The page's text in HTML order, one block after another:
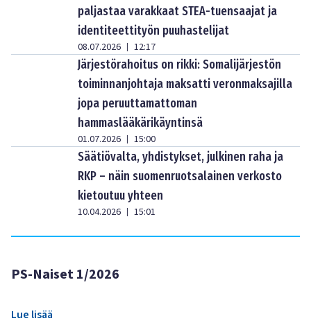
paljastaa varakkaat STEA-tuensaajat ja
identiteettityön puuhastelijat
08.07.2026 | 12:17
Järjestörahoitus on rikki: Somalijärjestön
toiminnanjohtaja maksatti veronmaksajilla
jopa peruuttamattoman
hammaslääkärikäyntinsä
01.07.2026 | 15:00
Säätiövalta, yhdistykset, julkinen raha ja
RKP – näin suomenruotsalainen verkosto
kietoutuu yhteen
10.04.2026 | 15:01
PS-Naiset 1/2026
Lue lisää